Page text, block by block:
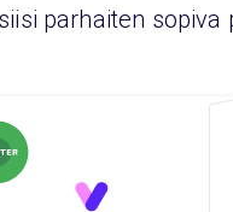
parhaiten sopiva